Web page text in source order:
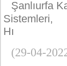
Şanlıurfa
Sistemleri,
Hı
(29-04-